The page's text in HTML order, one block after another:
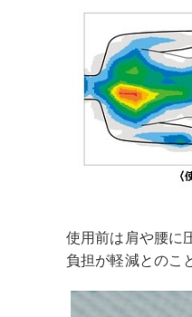
使用前は肩や腰に
負担が軽減とのこ